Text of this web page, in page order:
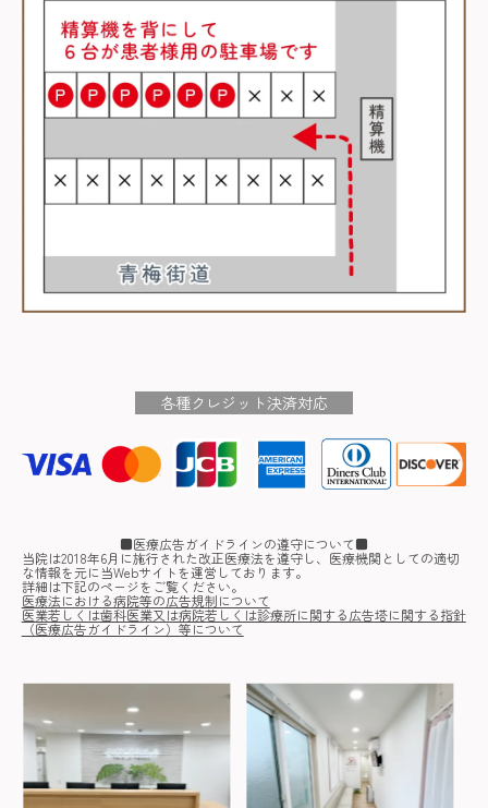
各種クレジット決済対応
■医療広告ガイドラインの遵守について■
当院は2018年6月に施行された改正医療法を遵守し、医療機関としての適切
な情報を元に当Webサイトを運営しております。
詳細は下記のページをご覧ください。
医療法における病院等の広告規制について
医業若しくは歯科医業又は病院若しくは診療所に関する広告塔に関する指針
（医療広告ガイドライン）等について